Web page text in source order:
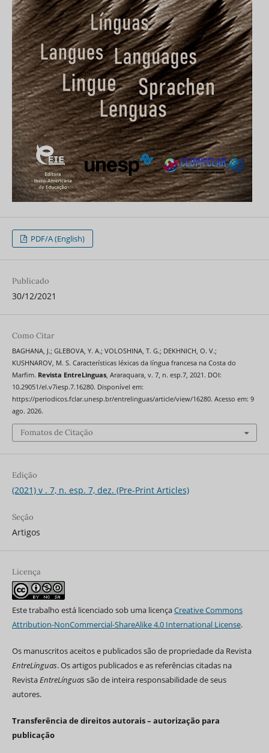
PDF/A (English)
Publicado
30/12/2021
Como Citar
BAGHANA, J.; GLEBOVA, Y. A.; VOLOSHINA, T. G.; DEKHNICH, O. V.;
KUSHNAROV, M. S. Características léxicas da língua francesa na Costa do
Marfim. Revista EntreLinguas, Araraquara, v. 7, n. esp.7, 2021. DOI:
10.29051/el.v7iesp.7.16280. Disponível em:
https://periodicos.fclar.unesp.br/entrelinguas/article/view/16280. Acesso em: 9
ago. 2026.
Fomatos de Citação
Edição
(2021) v . 7, n. esp. 7, dez. (Pre-Print Articles)
Seção
Artigos
Licença
Este trabalho está licenciado sob uma licençaCreative Commons
Attribution-NonCommercial-ShareAlike 4.0 International License.
Os manuscritos aceitos e publicados são de propriedade da Revista
EntreLínguas. Os artigos publicados e as referências citadas na
RevistaEntreLínguas são de inteira responsabilidade de seus
autores.
Transferência de direitos autorais – autorização para
publicação